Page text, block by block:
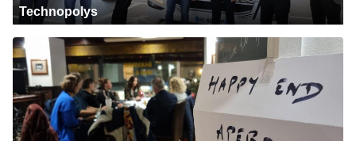
Technopolys